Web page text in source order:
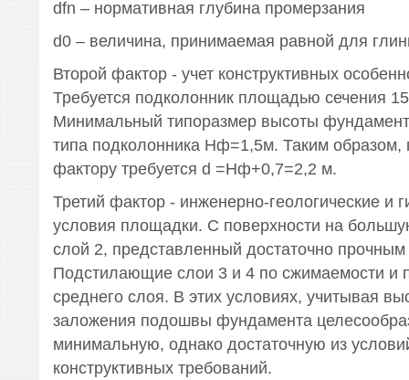
dfn – нормативная глубина промерзания
d0 – величина, принимаемая равной для
Второй фактор - учет конструктивных
Требуется подколонник площадью сечения
Минимальный типоразмер высоты
типа подколонника Hф=1,5м. Таким образом,
фактору требуется d =Hф+0,7=2,2 м.
Третий фактор - инженерно-геологические и
условия площадки. С поверхности на
слой 2, представленный достаточно прочным
Подстилающие слои 3 и 4 по сжимаемости и
среднего слоя. В этих условиях, учитывая
заложения подошвы фундамента
минимальную, однако достаточную из
конструктивных требований.